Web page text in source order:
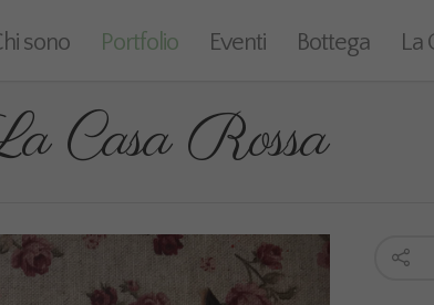
sono Portfolio Eventi Bottega La
Casa Rossa